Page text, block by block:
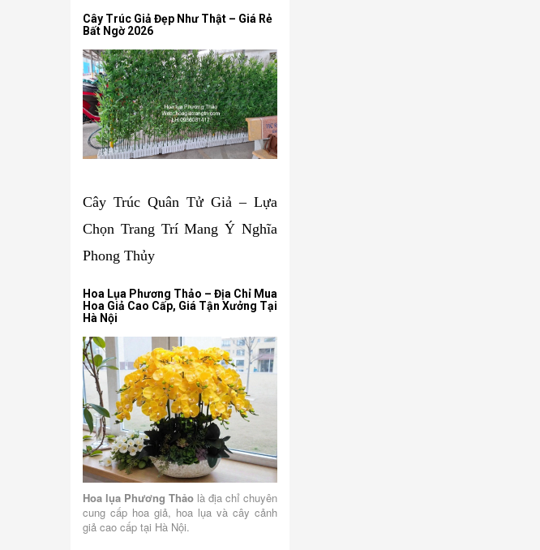
Cây Trúc Giả Đẹp Như Thật – Giá Rẻ
Bất Ngờ 2026
Cây Trúc Quân Tử Giả – Lựa
Chọn Trang Trí Mang Ý Nghĩa
Phong Thủy
Hoa Lụa Phương Thảo – Địa Chỉ Mua
Hoa Giả Cao Cấp, Giá Tận Xưởng Tại
Hà Nội
Hoa lụa Phương Thảo là địa chỉ chuyên
cung cấp hoa giả, hoa lụa và cây cảnh
giả cao cấp tại Hà Nội.